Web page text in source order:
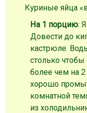
Куриные яйца
На 1 порцию:
Довести до
кастрюле.
столько
более чем на
хорошо
комнатной
из